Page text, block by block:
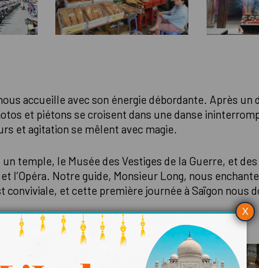
accueille avec son énergie débordante. Après
et piétons se croisent dans une danse
et agitation se mêlent avec magie.
temple, le Musée des Vestiges de la Guerre, et
l’Opéra. Notre guide, Monsieur Long, nous
et cette première journée à Saïgon nous
X